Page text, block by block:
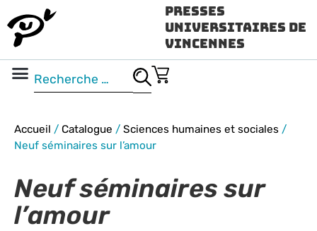
Presses
Universitaires de
Vincennes
Accueil / Catalogue / Sciences humaines et sociales /
Neuf séminaires sur l’amour
Neuf séminaires sur
l’amour